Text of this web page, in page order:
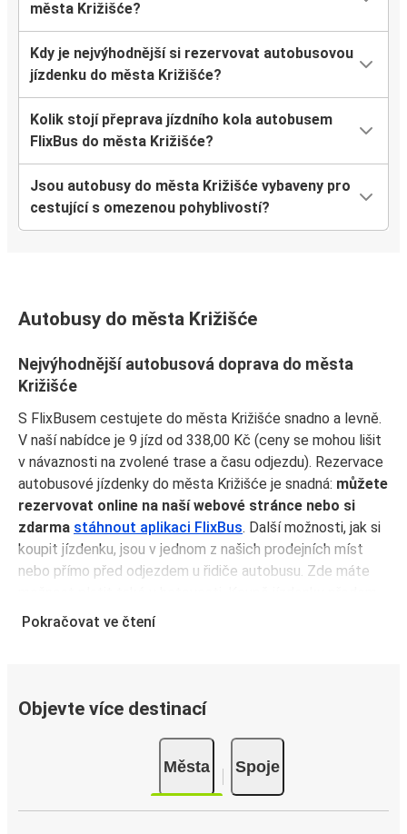
města Križišće?
Kdy je nejvýhodnější si rezervovat autobusovou
jízdenku do města Križišće?
Kolik stojí přeprava jízdního kola autobusem
FlixBus do města Križišće?
Jsou autobusy do města Križišće vybaveny pro
cestující s omezenou pohyblivostí?
Autobusy do města Križišće
Nejvýhodnější autobusová doprava do města
Križišće
S FlixBusem cestujete do města Križišće snadno a levně.
V naší nabídce je 9 jízd od 338,00 Kč (ceny se mohou lišit
v návaznosti na zvolené trase a času odjezdu). Rezervace
autobusové jízdenky do města Križišće je snadná: můžete
rezervovat online na naší webové stránce nebo si
zdarma stáhnout aplikaci FlixBus. Další možnosti, jak si
koupit jízdenku, jsou v jednom z našich prodejních míst
nebo přímo před odjezdem u řidiče autobusu. Zde máte
skrze aplikaci vám na druhou stranu zajistí ty nejvýhodnější
Do města Križišće se můžete dostat z 9 dalších měst.
Autobusová doprava je vždy
ekologická a udržitelná
. Když navíc cestujete autobusem FlixBus, máte
možnost kompenzovat emise vaší jízdy. Stačí při
rezervaci jízdenky zašktrnout „Kompenzujte svoji cestu“ a
Pokračovat ve čtení
Objevte více destinací
Města Spoje